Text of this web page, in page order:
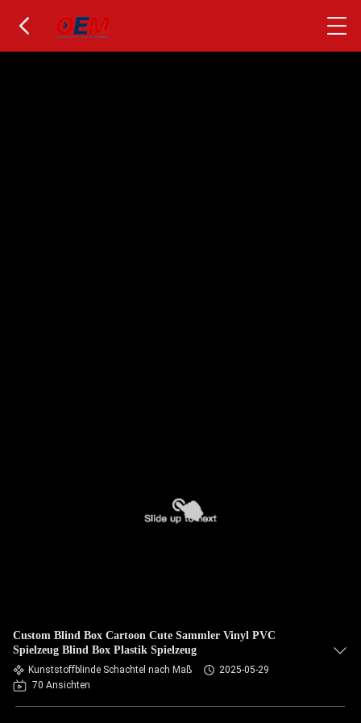
Custom Blind Box Cartoon Cute Sammler Vinyl PVC
Spielzeug Blind Box Plastik Spielzeug
Kunststoffblinde Schachtel nach Maß
2025-05-29
70 Ansichten